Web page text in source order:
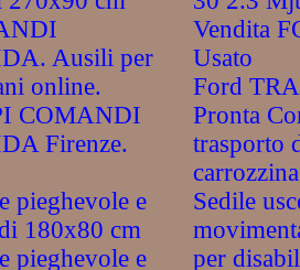
Ausili per
online.
COMANDI
Firenze.
pieghevole e
180x80 cm
pieghevole e
Vendita
Usato
Ford
Pronta
trasporto
carrozzina
Sedile
per